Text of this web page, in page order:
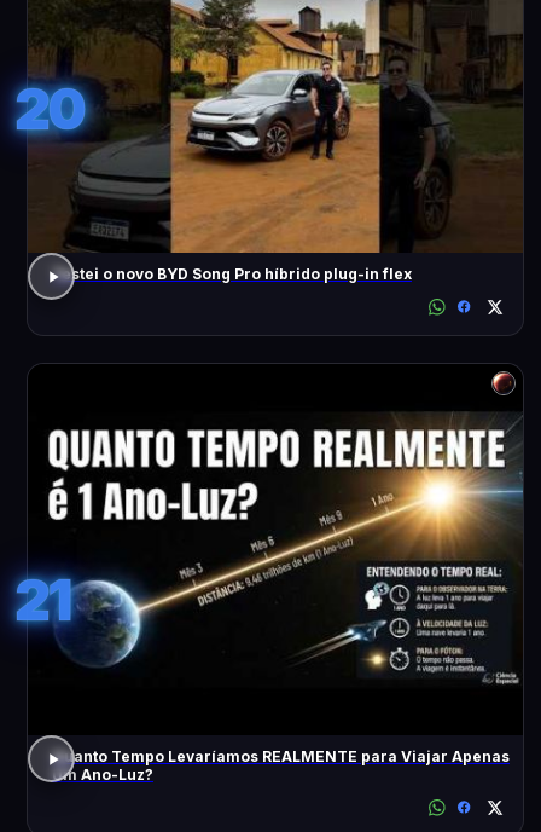
20
Testei o novo BYD Song Pro híbrido plug-in flex
21
Quanto Tempo Levaríamos REALMENTE para Viajar Apenas
Um Ano-Luz?